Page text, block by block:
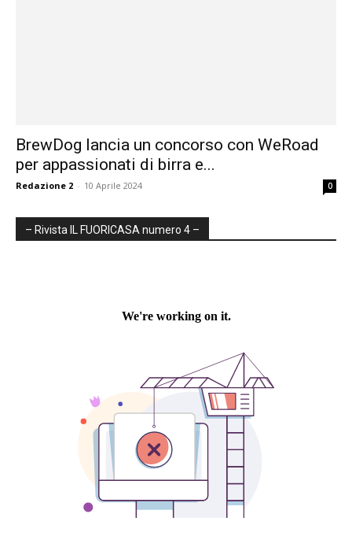
BrewDog lancia un concorso con WeRoad
per appassionati di birra e...
Redazione 2 - 10 Aprile 2024 0
– Rivista IL FUORICASA numero 4 –